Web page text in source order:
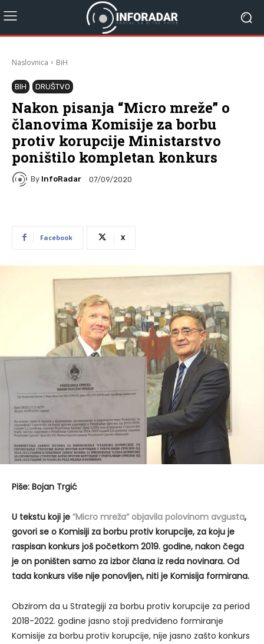
Naslovnica BiH
BIH DRUŠTVO
Nakon pisanja “Micro mreže” o
članovima Komisije za borbu
protiv korupcije Ministarstvo
poništilo kompletan konkurs
By InfoRadar 07/09/2020
Facebook X
Piše: Bojan Trgić
U tekstu koji je ”Micro mreža” objavila polovinom avgusta,
govori se o Komisiji za borbu protiv korupcije, za koju je
raspisan konkurs još početkom 2019. godine, nakon čega
je on poništen samo za izbor člana iz reda novinara. Od
tada konkurs više nije ponovljen, niti je Komisija formirana.
Obzirom da u Strategiji za borbu protiv korupcije za period
2018-2022. godine jasno stoji predviđeno formiranje
Komisije za borbu protiv korupcije, nije jasno zašto konkurs